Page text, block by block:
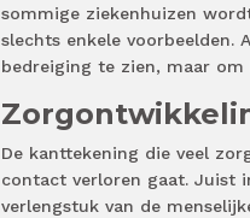
sommige ziekenhuizen
slechts enkele voorbeelden.
bedreiging te zien, maar
De kanttekening die veel
contact verloren gaat. Juist
verlengstuk van de